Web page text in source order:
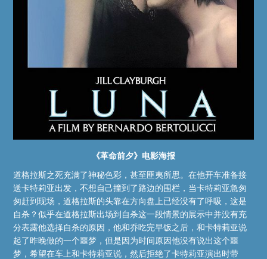
《革命前夕》电影海报
道格拉斯之死充满了神秘色彩，甚至匪夷所思。在他开车准备接
送卡特莉亚出发，不想自己撞到了路边的围栏，当卡特莉亚急匆
匆赶到现场，道格拉斯的头靠在方向盘上已经没有了呼吸，这是
自杀？似乎在道格拉斯出场到自杀这一段情景的展示中并没有充
分表露他选择自杀的原因，他和乔吃完早饭之后，和卡特莉亚说
起了昨晚做的一个噩梦，但是因为时间原因他没有说出这个噩
梦，希望在车上和卡特莉亚说，然后拒绝了卡特莉亚演出时带